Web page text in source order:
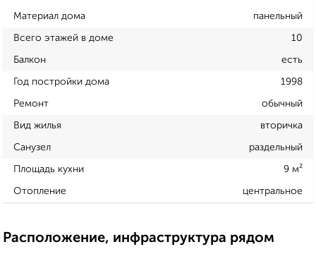
Материал дома панельный
Всего этажей в доме 10
Балкон есть
Год постройки дома 1998
Ремонт обычный
Вид жилья вторичка
Санузел раздельный
Площадь кухни 9 м²
Отопление центральное
Расположение, инфраструктура рядом